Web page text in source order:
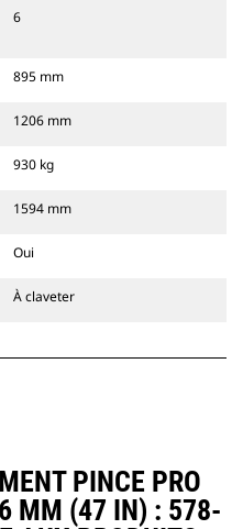
6
895 mm
1206 mm
930 kg
1594 mm
Oui
À claveter
PINCE PRO
MM (47 IN) : 578-